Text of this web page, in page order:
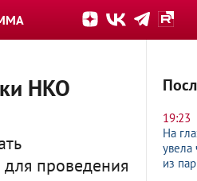
НКО
проведения
19:23
На
увела
из